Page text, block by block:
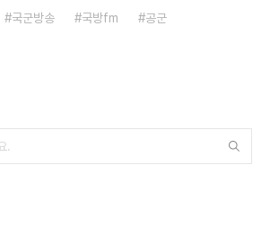
국군방송 국방fm 공군